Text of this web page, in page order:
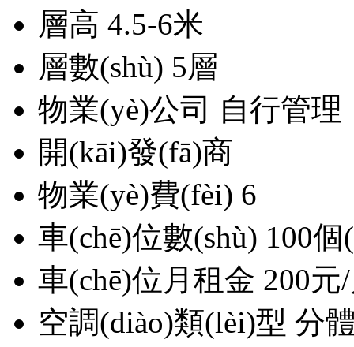
層高 4.5-6米
層數(shù) 5層
物業(yè)公司 自行管理
開(kāi)發(fā)商
物業(yè)費(fèi) 6
車(chē)位數(shù) 100個
車(chē)位月租金 200元
空調(diào)類(lèi)型 分